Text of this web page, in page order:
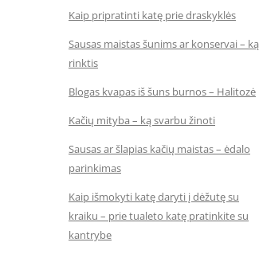
Kaip pripratinti katę prie draskyklės
Sausas maistas šunims ar konservai – ką
rinktis
Blogas kvapas iš šuns burnos – Halitozė
Kačių mityba – ką svarbu žinoti
Sausas ar šlapias kačių maistas – ėdalo
parinkimas
Kaip išmokyti katę daryti į dėžutę su
kraiku – prie tualeto katę pratinkite su
kantrybe